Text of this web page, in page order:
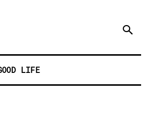
LIFE